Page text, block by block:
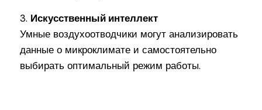
3. Искусственный интеллект
Умные воздухоотводчики могут анализировать
данные о микроклимате и самостоятельно
выбирать оптимальный режим работы.